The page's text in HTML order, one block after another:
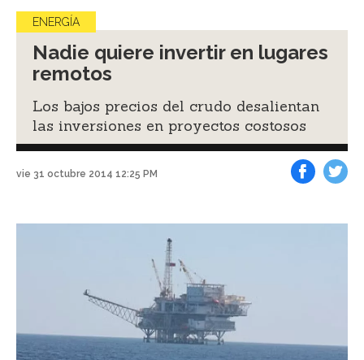
ENERGÍA
Nadie quiere invertir en lugares
remotos
Los bajos precios del crudo desalientan
las inversiones en proyectos costosos
vie 31 octubre 2014 12:25 PM